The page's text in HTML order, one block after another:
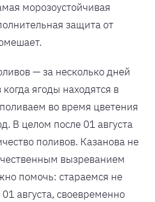
морозоустойчивая
защита от
— за несколько дней
ягоды находятся в
во время цветения
В целом после 01 августа
поливов. Казанова не
вызреванием
помочь: стараемся не
августа, своевременно